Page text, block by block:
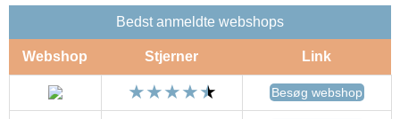
Bedst anmeldte webshops
Webshop Stjerner Link
Besøg webshop